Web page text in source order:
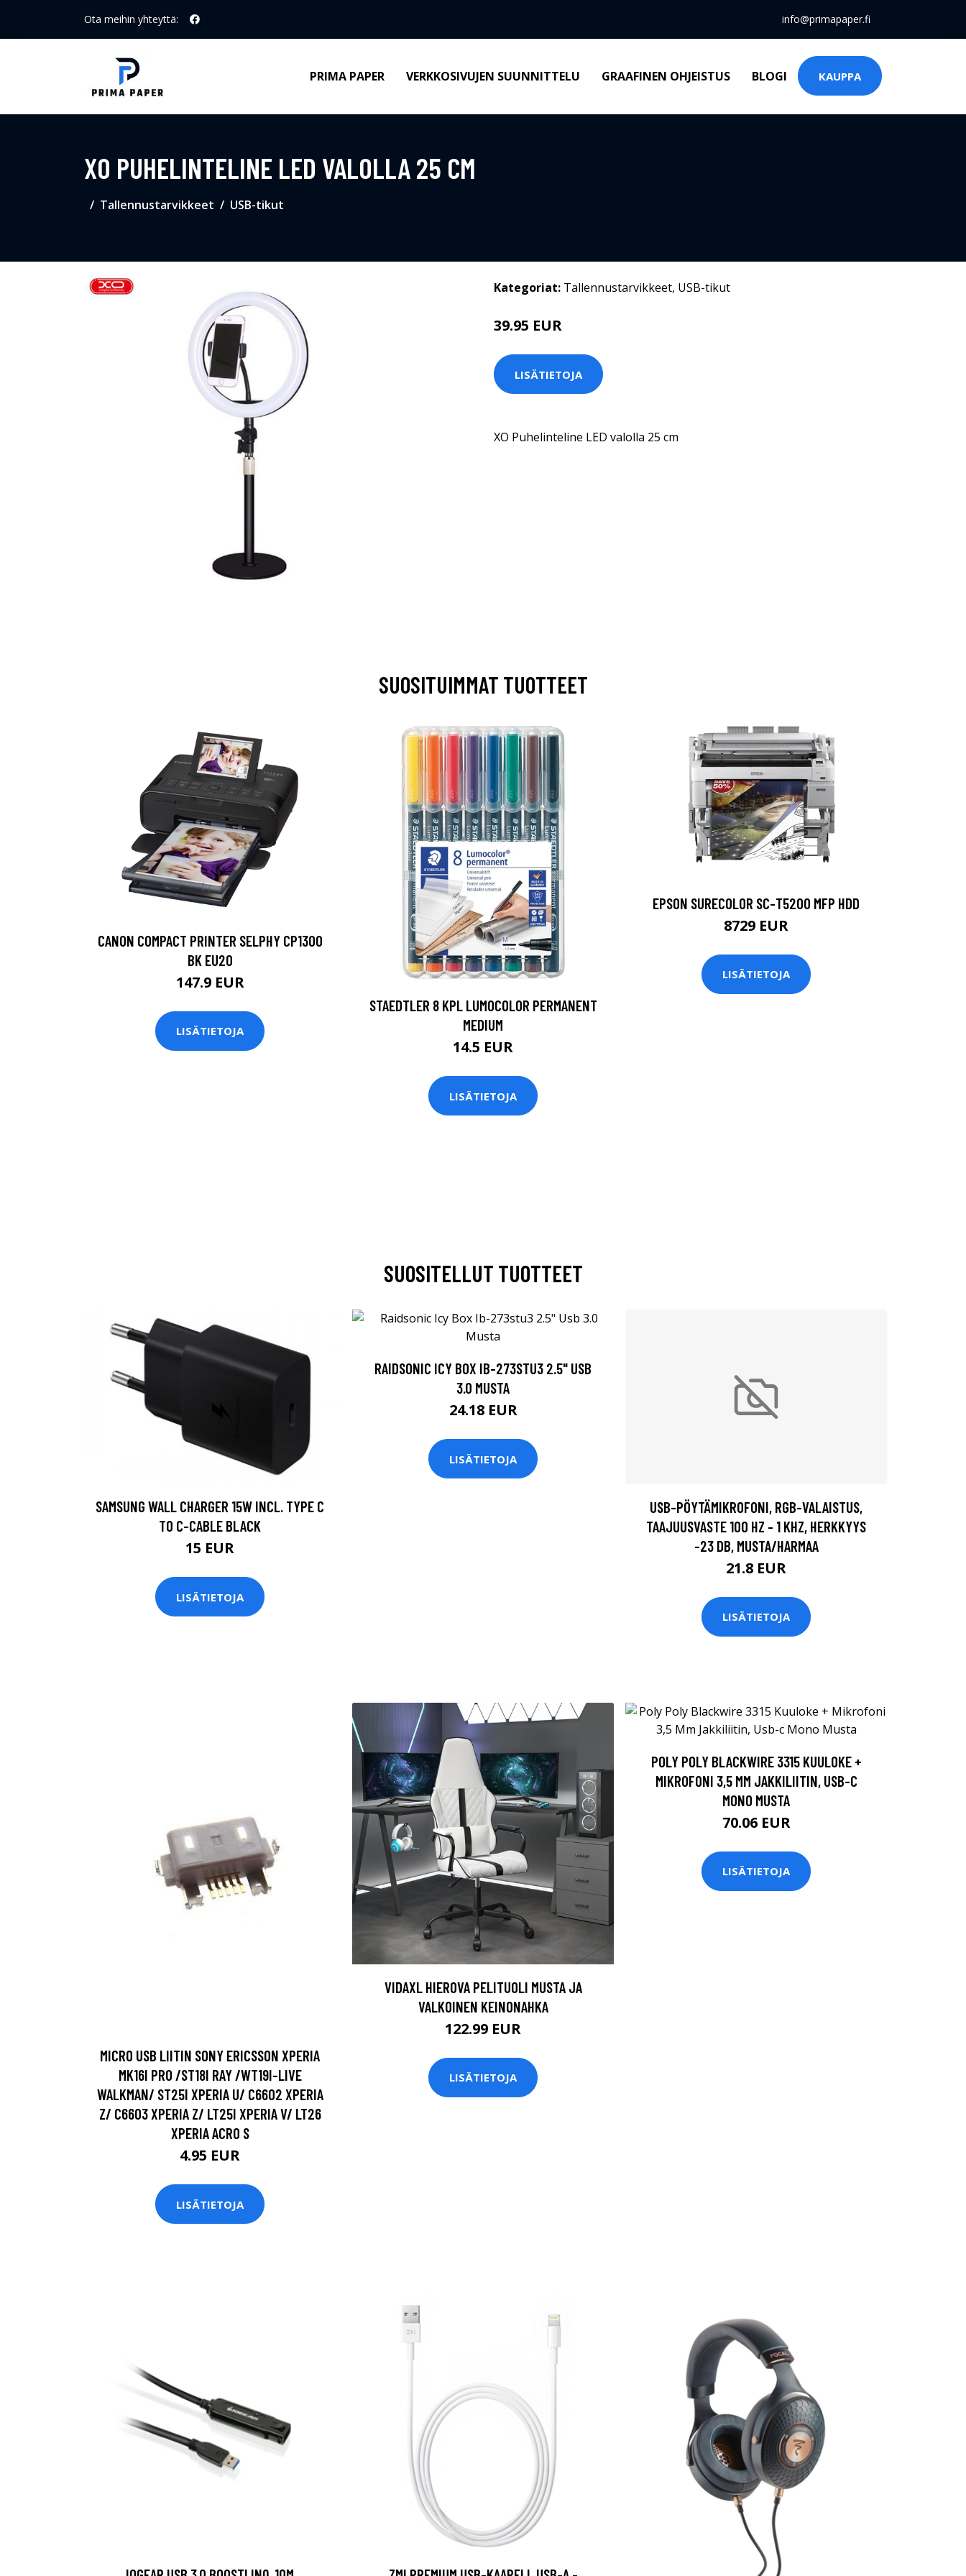
Ota meihin yhteyttä: info@primapaper.fi
PRIMA PAPER VERKKOSIVUJEN SUUNNITTELU GRAAFINEN OHJEISTUS BLOGI KAUPPA
XO PUHELINTELINE LED VALOLLA 25 CM
Tallennustarvikkeet USB-tikut
Kategoriat: Tallennustarvikkeet, USB-tikut
39.95 EUR
LISÄTIETOJA
XO Puhelinteline LED valolla 25 cm
SUOSITUIMMAT TUOTTEET
CANON COMPACT PRINTER SELPHY CP1300
BK EU20
147.9 EUR
LISÄTIETOJA
STAEDTLER 8 KPL LUMOCOLOR PERMANENT
MEDIUM
14.5 EUR
LISÄTIETOJA
EPSON SURECOLOR SC-T5200 MFP HDD
8729 EUR
LISÄTIETOJA
SUOSITELLUT TUOTTEET
SAMSUNG WALL CHARGER 15W INCL. TYPE C
TO C-CABLE BLACK
15 EUR
LISÄTIETOJA
RAIDSONIC ICY BOX IB-273STU3 2.5" USB
3.0 MUSTA
24.18 EUR
LISÄTIETOJA
USB-PÖYTÄMIKROFONI, RGB-VALAISTUS,
TAAJUUSVASTE 100 HZ - 1 KHZ, HERKKYYS
-23 DB, MUSTA/HARMAA
21.8 EUR
LISÄTIETOJA
MICRO USB LIITIN SONY ERICSSON XPERIA
MK16I PRO /ST18I RAY /WT19I-LIVE
WALKMAN/ ST25I XPERIA U/ C6602 XPERIA
Z/ C6603 XPERIA Z/ LT25I XPERIA V/ LT26
XPERIA ACRO S
4.95 EUR
LISÄTIETOJA
VIDAXL HIEROVA PELITUOLI MUSTA JA
VALKOINEN KEINONAHKA
122.99 EUR
LISÄTIETOJA
POLY POLY BLACKWIRE 3315 KUULOKE +
MIKROFONI 3,5 MM JAKKILIITIN, USB-C
MONO MUSTA
70.06 EUR
LISÄTIETOJA